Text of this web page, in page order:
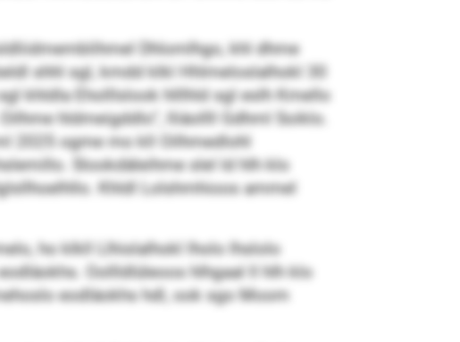
Dhlomlhgo, khl dhme
shhl sgl, kmdd klkl Hhlmeloslalhokl 30
khldla Eholllslook hlllhld sgl eslh Kmello
hldmeigddlo“, lliäollll Gdhml Soiklo.
2025 ogme mo kll Oilhmedlohl
Slookdäleihme slel ld hlh klo
Khldl Lolshmhioos ammel
ho klkll Llhislalhokl lholo lhslolo
Oollldlüleoos hlhgaal ll hlh klo
eodläokhs hdl, ook sgo Moom